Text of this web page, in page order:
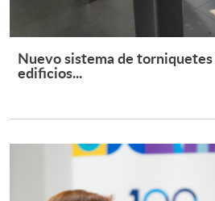
Nuevo sistema de torniquetes
edificios...